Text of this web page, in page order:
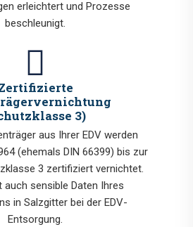
erleichtert und Prozesse
beschleunigt.
3)
aus Ihrer EDV werden
(ehemals DIN 66399) bis zur
3 zertifiziert vernichtet.
auch sensible Daten Ihres
in Salzgitter bei der EDV-
Entsorgung.